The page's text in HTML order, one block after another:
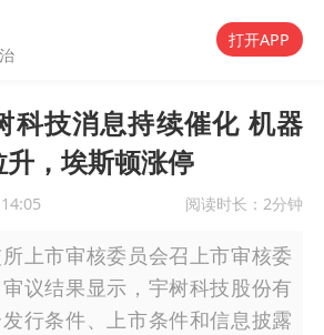
打开APP
科技消息持续催化 机器
，埃斯顿涨停
阅读时长： 2分钟
上市审核委员会召上市审核委
议结果显示，宇树科技股份有
行条件、上市条件和信息披露